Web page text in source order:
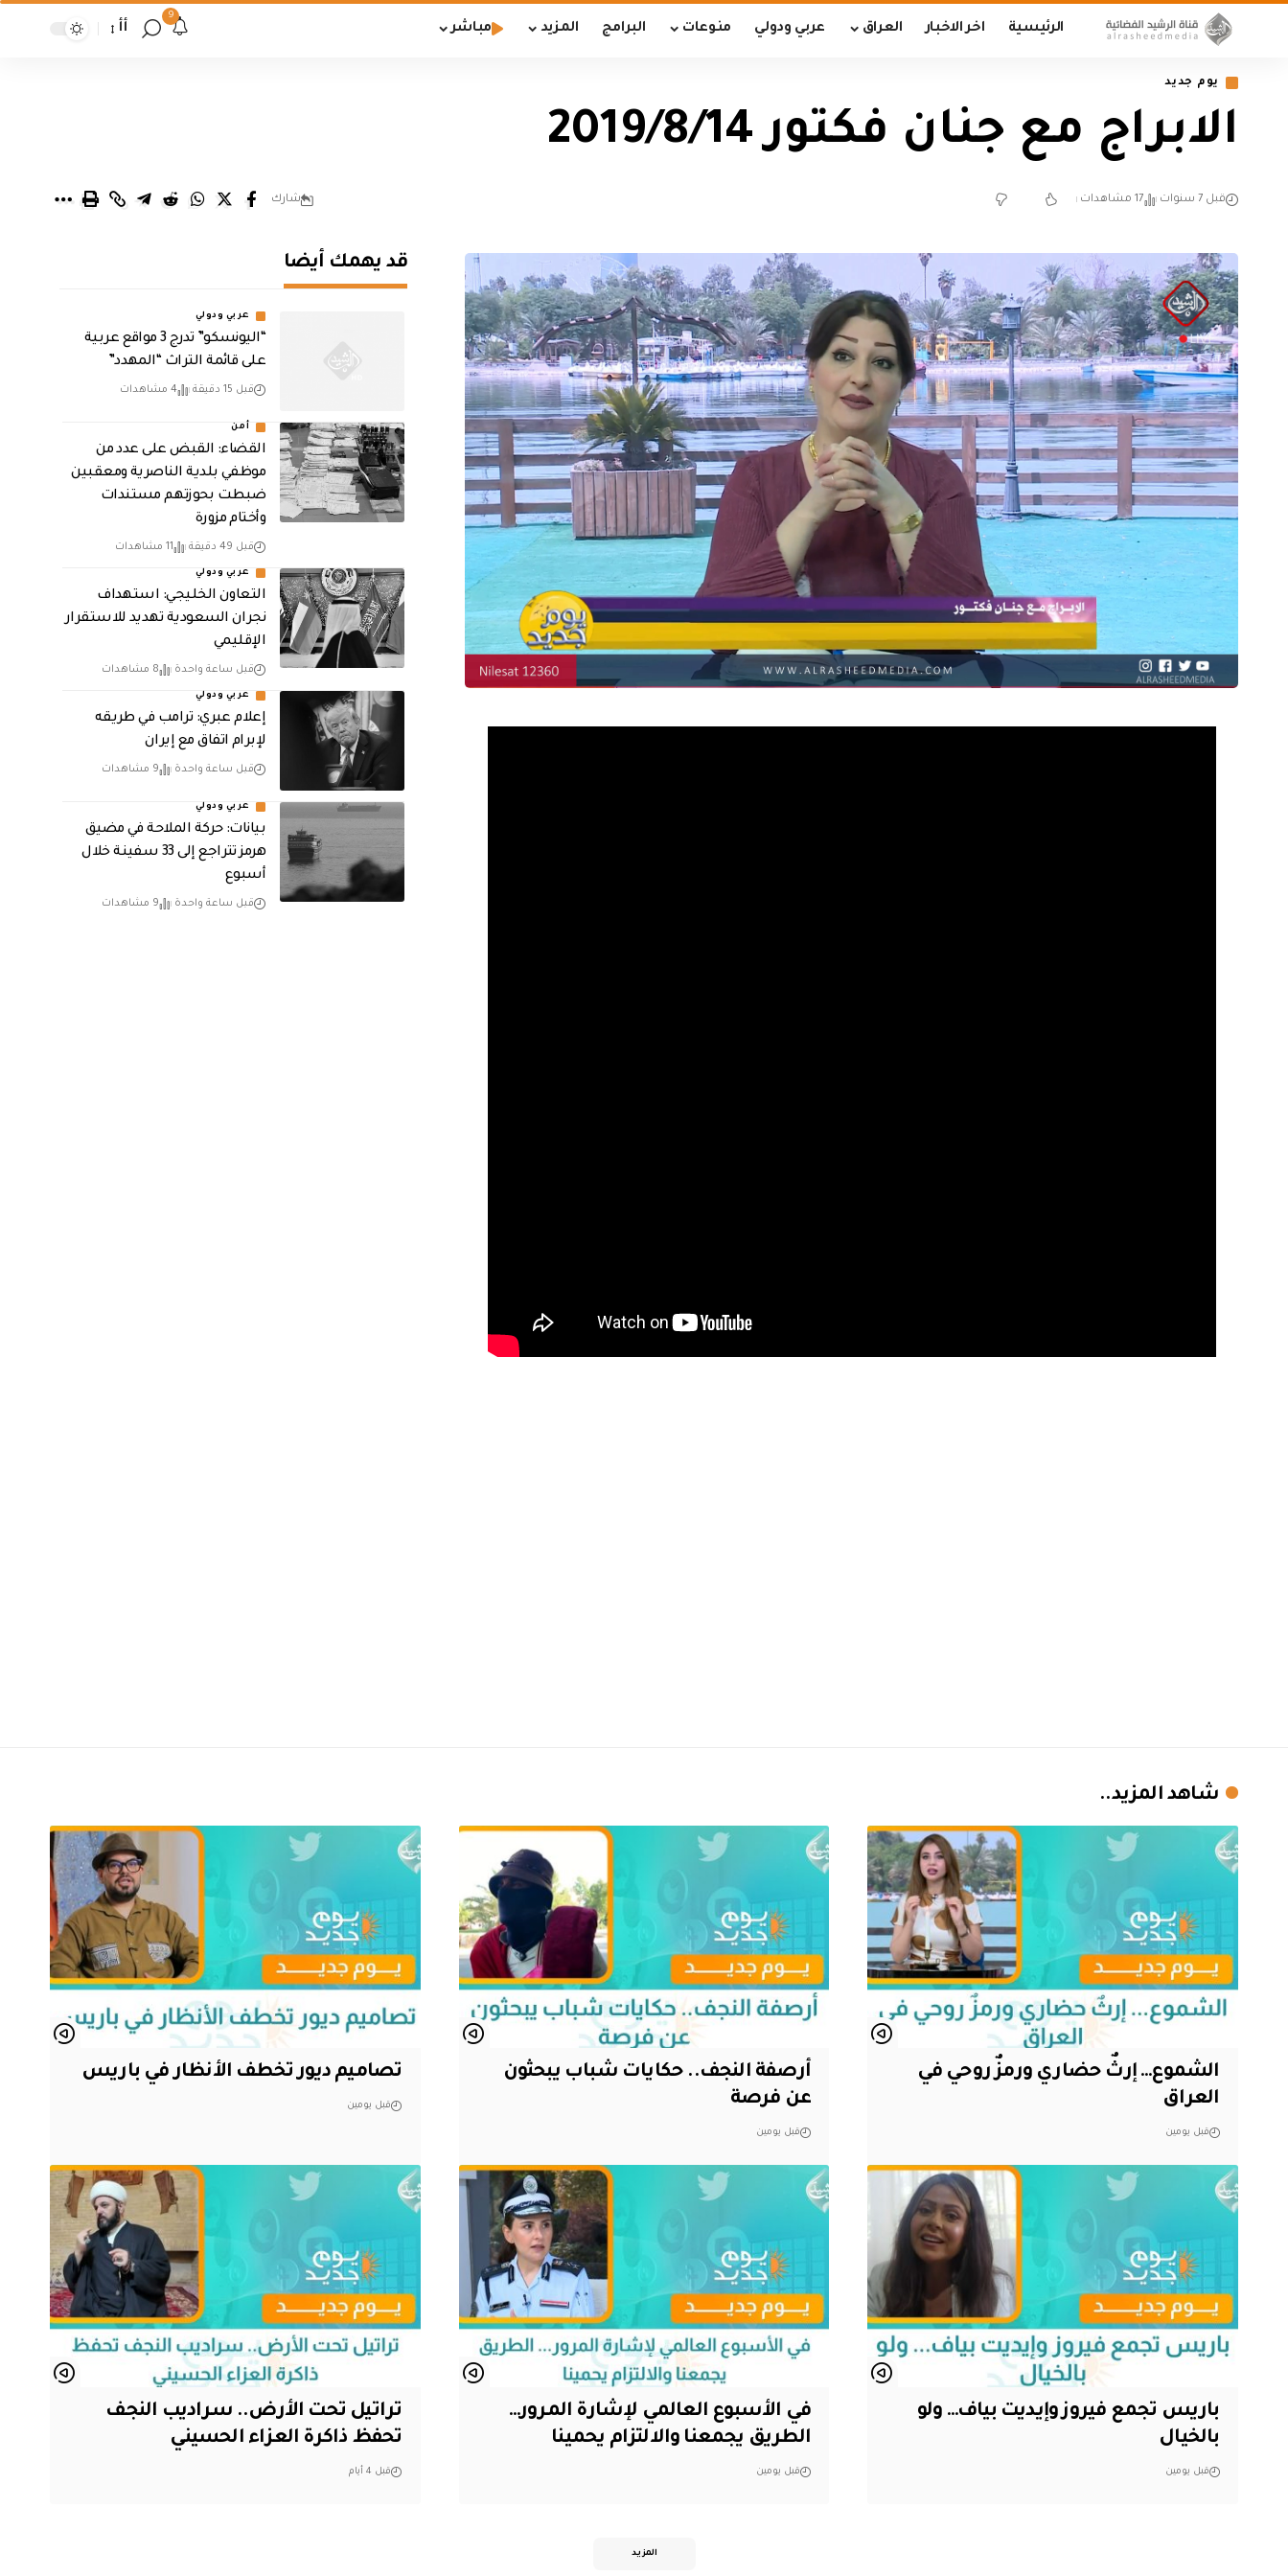
الرئيسية اخر الاخبار العراق عربي ودولي منوعات البرامج المزيد مباشر
9
أأ
يوم جديد
الابراج مع جنان فكتور 2019/8/14
قبل 7 سنوات 17 مشاهدات شارك
قد يهمك أيضا
عربي ودولي
“اليونسكو” تدرج 3 مواقع عربية
على قائمة التراث “المهدد”
قبل 15 دقيقة 4 مشاهدات
أمن
القضاء: القبض على عدد من
موظفي بلدية الناصرية ومعقبين
ضبطت بحوزتهم مستندات
وأختام مزورة
قبل 49 دقيقة 11 مشاهدات
عربي ودولي
التعاون الخليجي: استهداف
نجران السعودية تهديد للاستقرار
الإقليمي
قبل ساعة واحدة 8 مشاهدات
عربي ودولي
إعلام عبري: ترامب في طريقه
لإبرام اتفاق مع إيران
قبل ساعة واحدة 9 مشاهدات
عربي ودولي
بيانات: حركة الملاحة في مضيق
هرمز تتراجع إلى 33 سفينة خلال
أسبوع
قبل ساعة واحدة 9 مشاهدات
شاهد المزيد..
الشموع… إرثٌ حضاري ورمزٌ روحي في
العراق
قبل يومين
أرصفة النجف.. حكايات شباب يبحثون
عن فرصة
قبل يومين
تصاميم ديور تخطف الأنظار في باريس
قبل يومين
باريس تجمع فيروز وإيديت بياف… ولو
بالخيال
قبل يومين
في الأسبوع العالمي لإشارة المرور…
الطريق يجمعنا والالتزام يحمينا
قبل يومين
تراتيل تحت الأرض.. سراديب النجف
تحفظ ذاكرة العزاء الحسيني
قبل 4 أيام
المزيد